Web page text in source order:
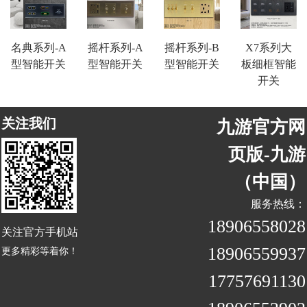
名典系列-A
型智能开关
摇杆系列-A
型智能开关
摇杆系列-B
型智能开关
X7系列大
板细框智能
开关
关注我们
关注官方手机站
更多精彩等着你！
九游官方网
页版-九游
（中国）
服务热线：
18906558028
18906559937
17757691130